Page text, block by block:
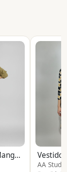
Vestido Midi Manga Longa
AA Studio